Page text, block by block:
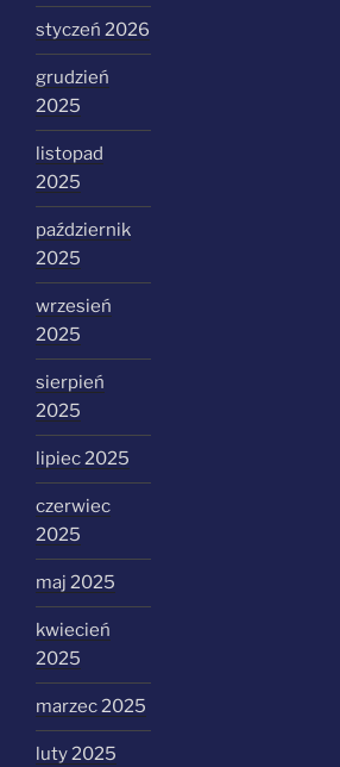
styczeń 2026
grudzień
2025
listopad
2025
październik
2025
wrzesień
2025
sierpień
2025
lipiec 2025
czerwiec
2025
maj 2025
kwiecień
2025
marzec 2025
luty 2025